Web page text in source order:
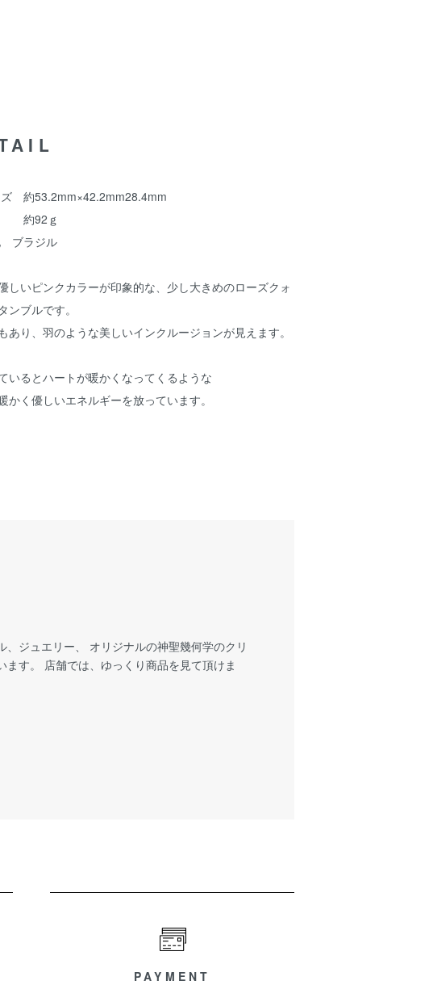
約53.2mm×42.2mm28.4mm
約92ｇ
ブラジル
しいピンクカラーが印象的な、少し大きめのローズクォ
ンブルです。
あり、羽のような美しいインクルージョンが見えます。
いるとハートが暖かくなってくるような
かく優しいエネルギーを放っています。
ジュエリー、 オリジナルの神聖幾何学のクリ
す。 店舗では、ゆっくり商品を見て頂けま
PAYMENT